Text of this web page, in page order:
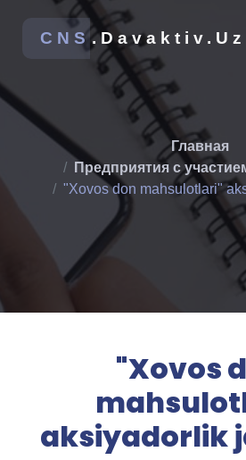
CNS.Davaktiv.Uz
Главная
Предприятия с
"Xovos don mahsulotlari"
"Xovos
aksiyadorlik